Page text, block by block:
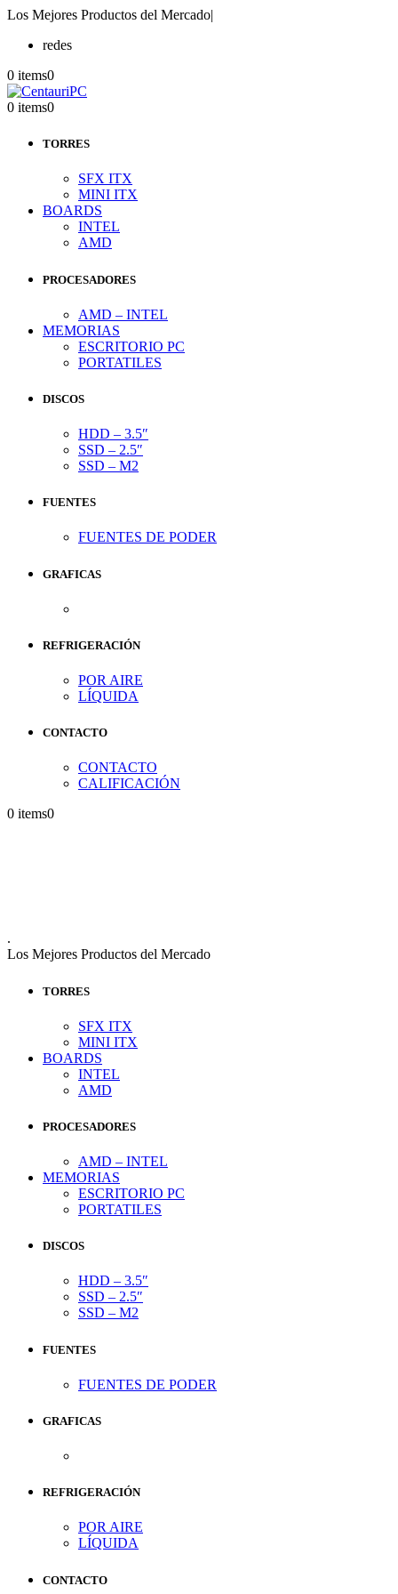
Los Mejores Productos del Mercado|
redes
0 items0
0 items0
TORRES
SFX ITX
MINI ITX
BOARDS
INTEL
AMD
PROCESADORES
AMD – INTEL
MEMORIAS
ESCRITORIO PC
PORTATILES
DISCOS
HDD – 3.5″
SSD – 2.5″
SSD – M2
FUENTES
FUENTES DE PODER
GRAFICAS
REFRIGERACIÓN
POR AIRE
LÍQUIDA
CONTACTO
CONTACTO
CALIFICACIÓN
0 items0
.
Los Mejores Productos del Mercado
TORRES
SFX ITX
MINI ITX
BOARDS
INTEL
AMD
PROCESADORES
AMD – INTEL
MEMORIAS
ESCRITORIO PC
PORTATILES
DISCOS
HDD – 3.5″
SSD – 2.5″
SSD – M2
FUENTES
FUENTES DE PODER
GRAFICAS
REFRIGERACIÓN
POR AIRE
LÍQUIDA
CONTACTO